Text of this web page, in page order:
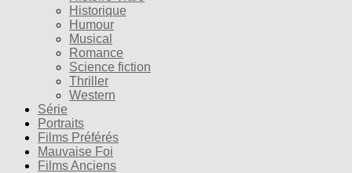
Historique
Humour
Musical
Romance
Science fiction
Thriller
Western
Série
Portraits
Films Préférés
Mauvaise Foi
Films Anciens